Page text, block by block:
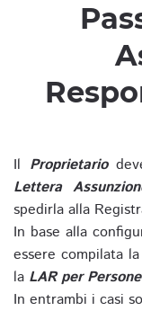
Il Proprietario
Lettera
spedirla alla
In base alla
essere compilata la
la LAR per
In entrambi i casi